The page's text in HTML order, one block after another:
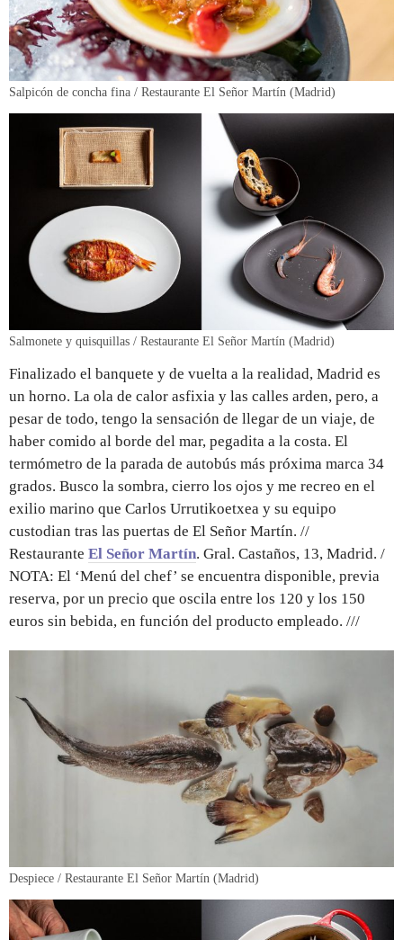
Salpicón de concha fina / Restaurante El Señor Martín (Madrid)
Salmonete y quisquillas / Restaurante El Señor Martín (Madrid)
Finalizado el banquete y de vuelta a la realidad, Madrid es
un horno. La ola de calor asfixia y las calles arden, pero, a
pesar de todo, tengo la sensación de llegar de un viaje, de
haber comido al borde del mar, pegadita a la costa. El
termómetro de la parada de autobús más próxima marca 34
grados. Busco la sombra, cierro los ojos y me recreo en el
exilio marino que Carlos Urrutikoetxea y su equipo
custodian tras las puertas de El Señor Martín. //
Restaurante El Señor Martín. Gral. Castaños, 13, Madrid. /
NOTA: El ‘Menú del chef’ se encuentra disponible, previa
reserva, por un precio que oscila entre los 120 y los 150
euros sin bebida, en función del producto empleado. ///
Despiece / Restaurante El Señor Martín (Madrid)